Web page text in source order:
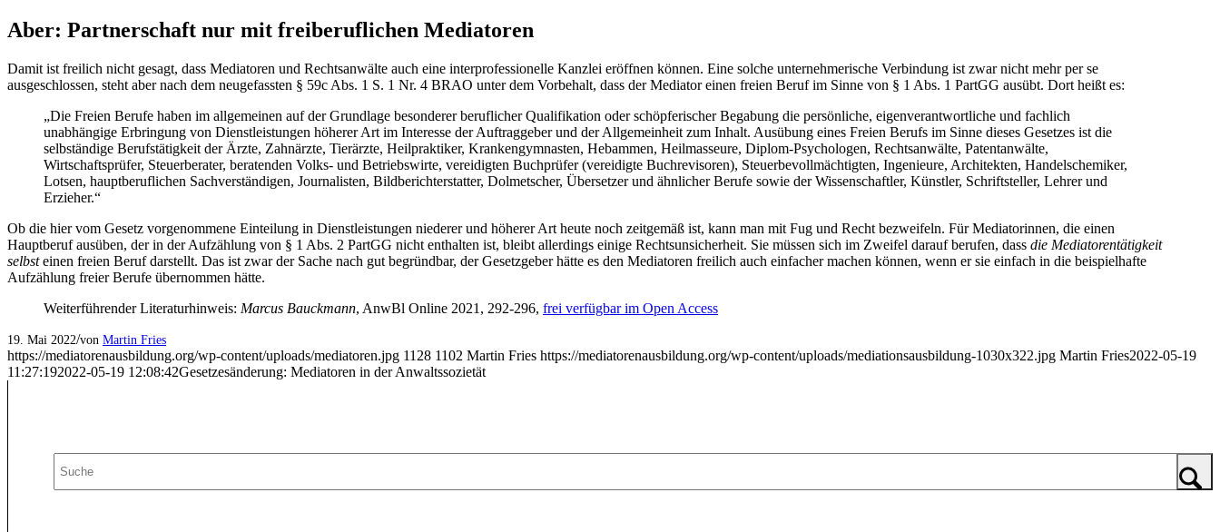
Aber: Partnerschaft nur mit freiberuflichen Mediatoren
Damit ist freilich nicht gesagt, dass Mediatoren und Rechtsanwälte auch eine interprofessionelle Kanzlei eröffnen können. Eine solche unternehmerische Verbindung ist zwar nicht mehr per se
ausgeschlossen, steht aber nach dem neugefassten § 59c Abs. 1 S. 1 Nr. 4 BRAO unter dem Vorbehalt, dass der Mediator einen freien Beruf im Sinne von § 1 Abs. 1 PartGG ausübt. Dort heißt es:
„Die Freien Berufe haben im allgemeinen auf der Grundlage besonderer beruflicher Qualifikation oder schöpferischer Begabung die persönliche, eigenverantwortliche und fachlich
unabhängige Erbringung von Dienstleistungen höherer Art im Interesse der Auftraggeber und der Allgemeinheit zum Inhalt. Ausübung eines Freien Berufs im Sinne dieses Gesetzes ist die
selbständige Berufstätigkeit der Ärzte, Zahnärzte, Tierärzte, Heilpraktiker, Krankengymnasten, Hebammen, Heilmasseure, Diplom-Psychologen, Rechtsanwälte, Patentanwälte,
Wirtschaftsprüfer, Steuerberater, beratenden Volks- und Betriebswirte, vereidigten Buchprüfer (vereidigte Buchrevisoren), Steuerbevollmächtigten, Ingenieure, Architekten, Handelschemiker,
Lotsen, hauptberuflichen Sachverständigen, Journalisten, Bildberichterstatter, Dolmetscher, Übersetzer und ähnlicher Berufe sowie der Wissenschaftler, Künstler, Schriftsteller, Lehrer und
Erzieher.“
Ob die hier vom Gesetz vorgenommene Einteilung in Dienstleistungen niederer und höherer Art heute noch zeitgemäß ist, kann man mit Fug und Recht bezweifeln. Für Mediatorinnen, die einen
Hauptberuf ausüben, der in der Aufzählung von § 1 Abs. 2 PartGG nicht enthalten ist, bleibt allerdings einige Rechtsunsicherheit. Sie müssen sich im Zweifel darauf berufen, dass die Mediatorentätigkeit
selbsteinen freien Beruf darstellt. Das ist zwar der Sache nach gut begründbar, der Gesetzgeber hätte es den Mediatoren freilich auch einfacher machen können, wenn er sie einfach in die beispielhafte
Aufzählung freier Berufe übernommen hätte.
Weiterführender Literaturhinweis: Marcus Bauckmann, AnwBl Online 2021, 292-296, frei verfügbar im Open Access
19. Mai 2022/von Martin Fries
https://mediatorenausbildung.org/wp-content/uploads/mediatoren.jpg 1128 1102 Martin Fries https://mediatorenausbildung.org/wp-content/uploads/mediationsausbildung-1030x322.jpg Martin Fries2022-05-19
11:27:192022-05-19 12:08:42Gesetzesänderung: Mediatoren in der Anwaltssozietät